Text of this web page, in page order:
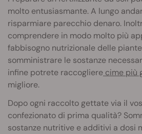
molto entusiasmante. A lungo
risparmiare parecchio denaro.
comprendere in modo molto più
fabbisogno nutrizionale delle
somministrare le sostanze
infine potrete raccogliere cime più
migliore.
Dopo ogni raccolto gettate via il
confezionato di prima qualità?
sostanze nutritive e additivi a dosi